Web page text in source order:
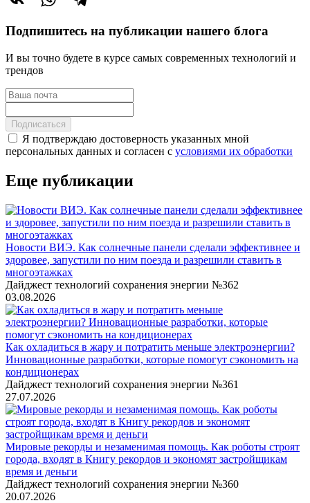
Подпишитесь на публикации нашего блога
И вы точно будете в курсе самых современных технологий и
трендов
Подписаться
Я подтверждаю достоверность указанных мной
персональных данных и согласен с условиями их обработки
Еще публикации
Новости ВИЭ. Как солнечные панели сделали эффективнее и
здоровее, запустили по ним поезда и разрешили ставить в
многоэтажках
Дайджест технологий сохранения энергии №362
03.08.2026
Как охладиться в жару и потратить меньше электроэнергии?
Инновационные разработки, которые помогут сэкономить на
кондиционерах
Дайджест технологий сохранения энергии №361
27.07.2026
Мировые рекорды и незаменимая помощь. Как роботы строят
города, входят в Книгу рекордов и экономят застройщикам
время и деньги
Дайджест технологий сохранения энергии №360
20.07.2026